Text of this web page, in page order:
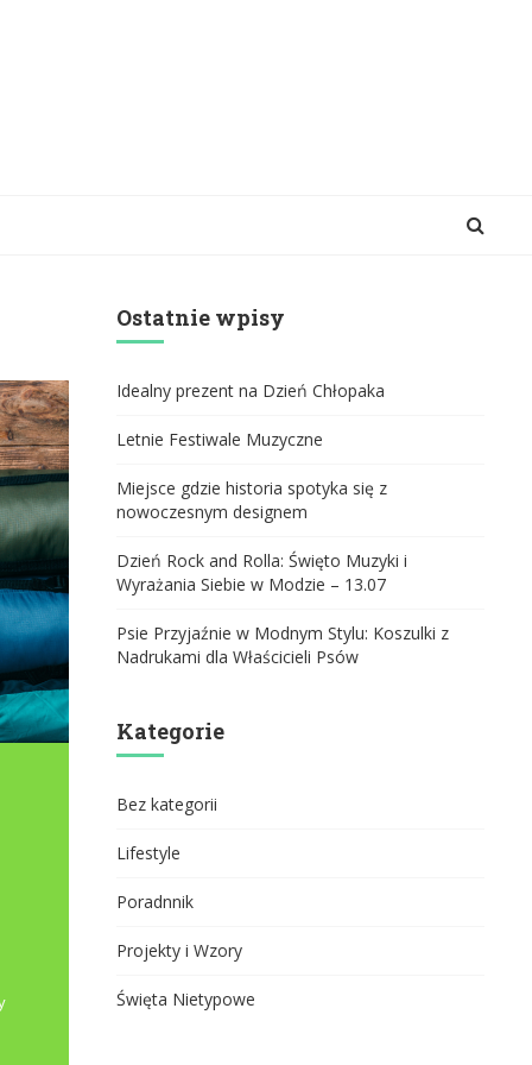
Ostatnie wpisy
Idealny prezent na Dzień Chłopaka
Letnie Festiwale Muzyczne
Miejsce gdzie historia spotyka się z
nowoczesnym designem
Dzień Rock and Rolla: Święto Muzyki i
Wyrażania Siebie w Modzie – 13.07
Psie Przyjaźnie w Modnym Stylu: Koszulki z
Nadrukami dla Właścicieli Psów
Kategorie
Bez kategorii
Lifestyle
Poradnnik
Projekty i Wzory
Święta Nietypowe